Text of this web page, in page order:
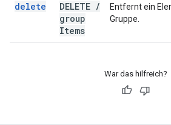
delete DELETE /
group
Items
Entfernt ein
Gruppe.
War das hilfreich?